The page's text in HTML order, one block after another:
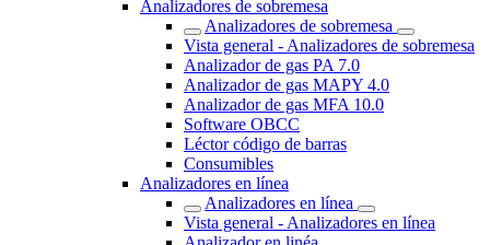
Analizadores de sobremesa
Analizadores de sobremesa
Vista general - Analizadores de sobremesa
Analizador de gas PA 7.0
Analizador de gas MAPY 4.0
Analizador de gas MFA 10.0
Software OBCC
Léctor código de barras
Consumibles
Analizadores en línea
Analizadores en línea
Vista general - Analizadores en línea